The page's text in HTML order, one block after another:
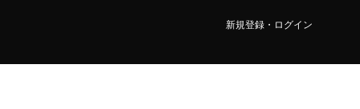
新規登録・ログイン